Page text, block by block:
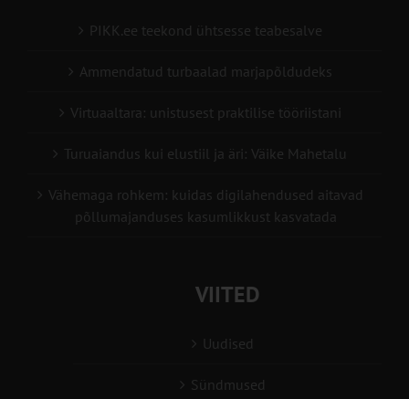
PIKK.ee teekond ühtsesse teabesalve
Ammendatud turbaalad marjapõldudeks
Virtuaaltara: unistusest praktilise tööriistani
Turuaiandus kui elustiil ja äri: Väike Mahetalu
Vähemaga rohkem: kuidas digilahendused aitavad
põllumajanduses kasumlikkust kasvatada
VIITED
Uudised
Sündmused